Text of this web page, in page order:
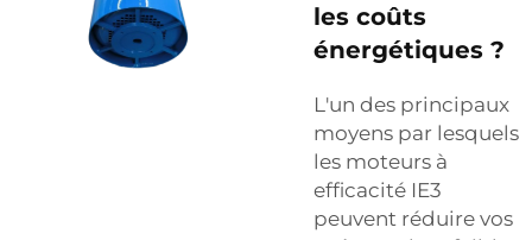
les coûts
énergétiques ?
L'un des principaux
moyens par lesquels
les moteurs à
efficacité IE3
peuvent réduire vos